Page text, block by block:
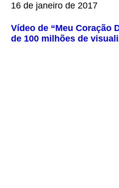
16 de janeiro de 2017
Vídeo de “Meu Coração
de 100 milhões de